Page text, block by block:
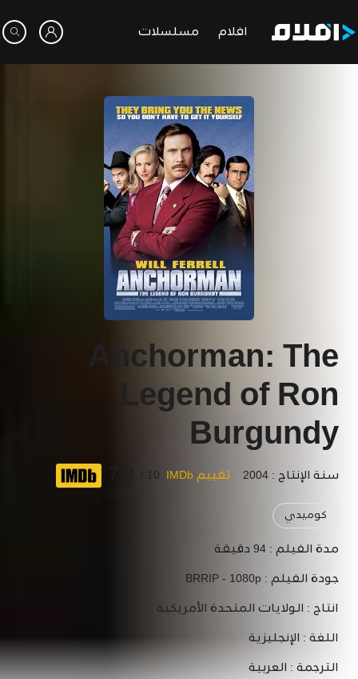
افلام مسلسلات
Anchorman: The
Legend of Ron
Burgundy
سنة الإنتاج : 2004 تقييم IMDb 10 /
كوميدي
مدة الفيلم : 94 دقيقة
جودة الفيلم : BRRIP - 1080p
انتاج : الولايات المتحدة الأمريكية
اللغة : الإنجليزية
الترجمة : العربية